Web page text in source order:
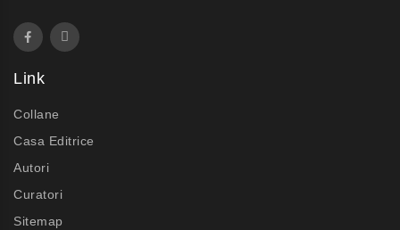
Link
Collane
Casa Editrice
Autori
Curatori
Sitemap